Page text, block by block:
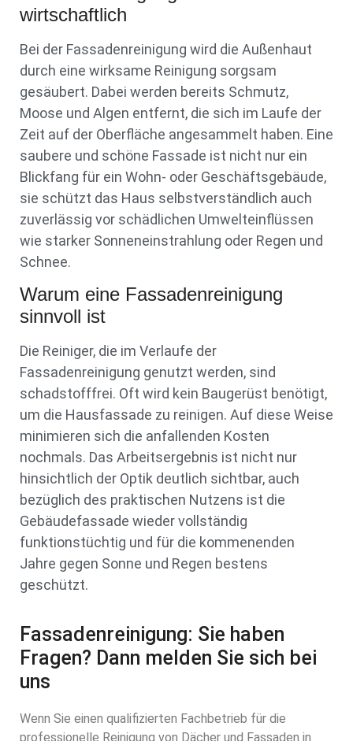
wirtschaftlich
Bei der Fassadenreinigung wird die Außenhaut
durch eine wirksame Reinigung sorgsam
gesäubert. Dabei werden bereits Schmutz,
Moose und Algen entfernt, die sich im Laufe der
Zeit auf der Oberfläche angesammelt haben. Eine
saubere und schöne Fassade ist nicht nur ein
Blickfang für ein Wohn- oder Geschäftsgebäude,
sie schützt das Haus selbstverständlich auch
zuverlässig vor schädlichen Umwelteinflüssen
wie starker Sonneneinstrahlung oder Regen und
Schnee.
Warum eine Fassadenreinigung
sinnvoll ist
Die Reiniger, die im Verlaufe der
Fassadenreinigung genutzt werden, sind
schadstofffrei. Oft wird kein Baugerüst benötigt,
um die Hausfassade zu reinigen. Auf diese Weise
minimieren sich die anfallenden Kosten
nochmals. Das Arbeitsergebnis ist nicht nur
hinsichtlich der Optik deutlich sichtbar, auch
bezüglich des praktischen Nutzens ist die
Gebäudefassade wieder vollständig
funktionstüchtig und für die kommenenden
Jahre gegen Sonne und Regen bestens
geschützt.
Fassadenreinigung: Sie haben
Fragen? Dann melden Sie sich bei
uns
Wenn Sie einen qualifizierten Fachbetrieb für die
professionelle Reinigung von Dächer und Fassaden in